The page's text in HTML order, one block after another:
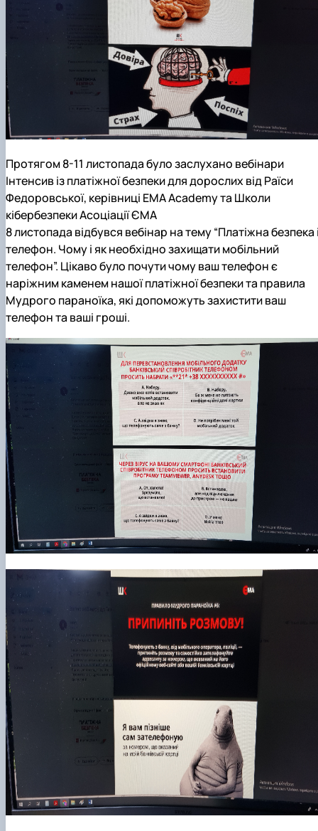
Протягом 8-11 листопада було заслухано вебінари
Інтенсив із платіжної безпеки для дорослих від Раїси
Федоровської, керівниці ЕМA Academy та Школи
кібербезпеки Асоціації ЄМА
8 листопада відбувся вебінар на тему “Платіжна безпека
телефон. Чому і як необхідно захищати мобільний
телефон”. Цікаво було почути чому ваш телефон є
наріжним каменем нашої платіжної безпеки та правила
Мудрого параноїка, які допоможуть захистити ваш
телефон та ваші гроші.